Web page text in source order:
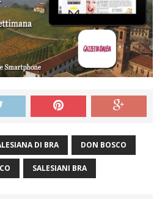
DI BRA DON BOSCO
SALESIANI BRA